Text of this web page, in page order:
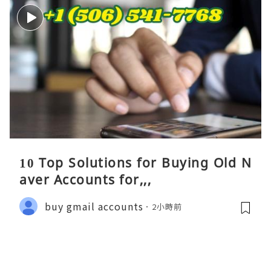
10 Top Solutions for Buying Old N
aver Accounts for,,,
buy gmail accounts 2小時前